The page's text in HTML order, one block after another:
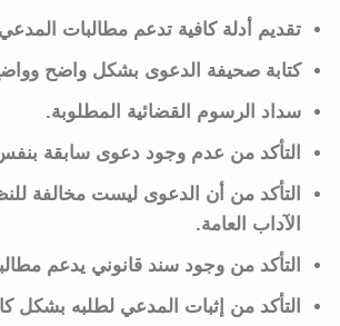
تقديم أدلة كافية تدعم مطالبات
كتابة صحيفة الدعوى بشكل واضح
سداد الرسوم القضائية المطلوبة.
التأكد من عدم وجود دعوى سابقة
التأكد من أن الدعوى ليست مخالفة
الآداب العامة.
التأكد من وجود سند قانوني يدعم
التأكد من إثبات المدعي لطلبه بشكل